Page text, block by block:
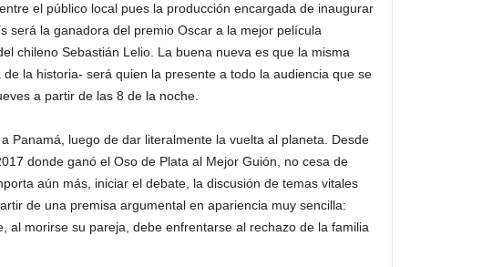
el público local pues la producción encargada de inaugurar
será la ganadora del premio Oscar a la mejor película
chileno Sebastián Lelio. La buena nueva es que la misma
la historia- será quien la presente a todo la audiencia que se
a partir de las 8 de la noche.
Panamá, luego de dar literalmente la vuelta al planeta. Desde
donde ganó el Oso de Plata al Mejor Guión, no cesa de
aún más, iniciar el debate, la discusión de temas vitales
de una premisa argumental en apariencia muy sencilla:
al morirse su pareja, debe enfrentarse al rechazo de la familia